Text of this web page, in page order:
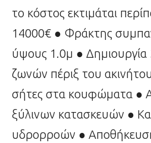
το κόστος εκτιμάται
14000€ ● Φράκτης
ύψους 1.0μ ● Δημιουργία
ζωνών πέριξ του
σήτες στα κουφώματα ●
ξύλινων κατασκευών ●
υδρορροών ●